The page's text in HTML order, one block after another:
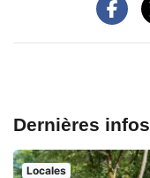
Dernières infos
Locales